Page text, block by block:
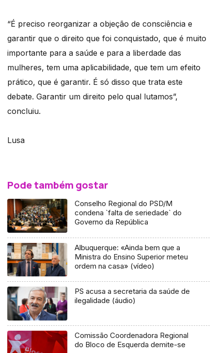
“É preciso reorganizar a objeção de consciência e
garantir que o direito que foi conquistado, que é muito
importante para a saúde e para a liberdade das
mulheres, tem uma aplicabilidade, que tem um efeito
prático, que é garantir. É só disso que trata este
debate. Garantir um direito pelo qual lutamos”,
concluiu.
Lusa
Pode também gostar
Conselho Regional do PSD/M
condena `falta de seriedade` do
Governo da República
Albuquerque: «Ainda bem que a
Ministra do Ensino Superior meteu
ordem na casa» (vídeo)
PS acusa a secretaria da saúde de
ilegalidade (áudio)
Comissão Coordenadora Regional
do Bloco de Esquerda demite-se